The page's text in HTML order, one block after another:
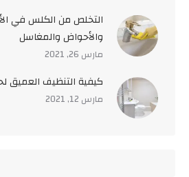
التخلص من الكلس في
والأحواض والمغاسل
مارس 26, 2021
كيفية التنظيف العميق
مارس 12, 2021